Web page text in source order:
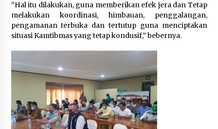
“Hal itu dilakukan, guna memberikan efek jera dan Tetap
melakukan koordinasi, himbauan, penggalangan,
pengamanan terbuka dan tertutup guna menciptakan
situasi Kamtibmas yang tetap kondusif,” bebernya.